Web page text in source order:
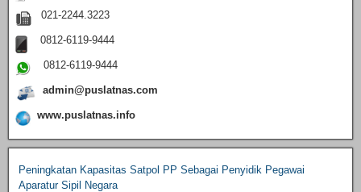
021-2244.3223
0812-6119-9444
0812-6119-9444
admin@puslatnas.com
www.puslatnas.info
Peningkatan Kapasitas Satpol PP Sebagai Penyidik Pegawai
Aparatur Sipil Negara